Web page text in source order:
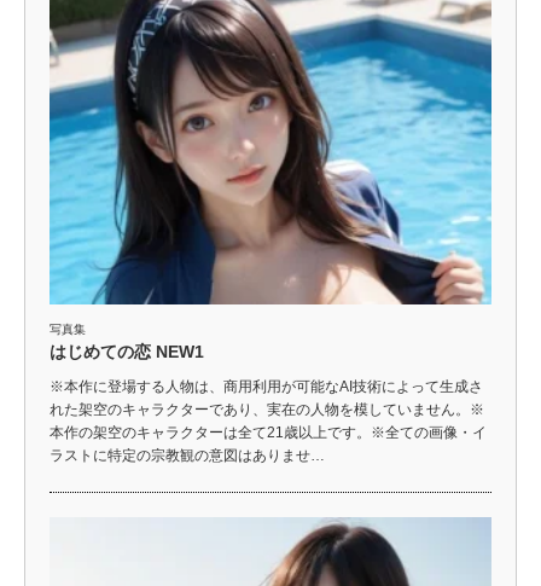
写真集
はじめての恋 NEW1
※本作に登場する人物は、商用利用が可能なAI技術によって生成さ
れた架空のキャラクターであり、実在の人物を模していません。※
本作の架空のキャラクターは全て21歳以上です。※全ての画像・イ
ラストに特定の宗教観の意図はありませ…